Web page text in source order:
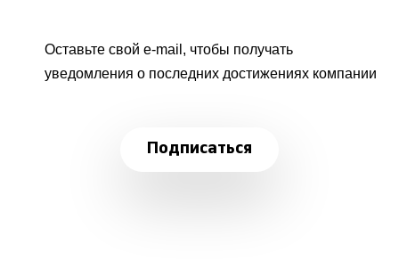
Оставьте свой e-mail, чтобы получать
уведомления о последних достижениях компании
Подписаться